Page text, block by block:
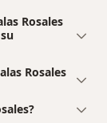
Rosales
Rosales